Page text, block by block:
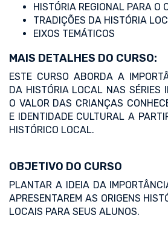
HISTÓRIA REGIONAL PARA O
TRADIÇÕES DA HISTÓRIA
EIXOS TEMÁTICOS
MAIS DETALHES DO CURSO:
ESTE CURSO ABORDA A
DA HISTÓRIA LOCAL NAS SÉRIES
O VALOR DAS CRIANÇAS
E IDENTIDADE CULTURAL A
HISTÓRICO LOCAL.
OBJETIVO DO CURSO
PLANTAR A IDEIA DA
APRESENTAREM AS ORIGENS
LOCAIS PARA SEUS ALUNOS.